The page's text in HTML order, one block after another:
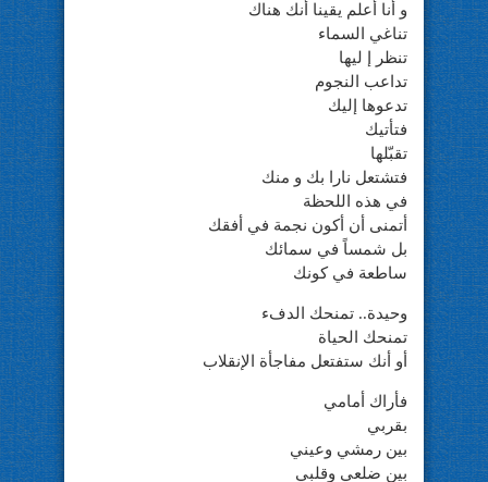
و أنا أعلم يقينا أنك هناك
تناغي السماء
تنظر إ ليها
تداعب النجوم
تدعوها إليك
فتأتيك
تقبّلها
فتشتعل نارا بك و منك
في هذه اللحظة
أتمنى أن أكون نجمة في أفقك
بل شمساً في سمائك
ساطعة في كونك
وحيدة.. تمنحك الدفء
تمنحك الحياة
أو أنك ستفتعل مفاجأة الإنقلاب
فأراك أمامي
بقربي
بين رمشي وعيني
بين ضلعي وقلبي